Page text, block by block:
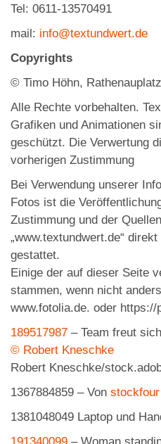
Tel: 0611-13570491
mail: info@textundwert.de
Copyrights
© Timo Höhn,
Alle Rechte vorbehalten.
Grafiken und Animationen
geschützt. Die Verwertung
vorherigen Zustimmung
Bei Verwendung unserer
Fotos ist die
Zustimmung und der
„www.textundwert.de“
gestattet.
Einige der auf dieser Seite
stammen, wenn nicht
www.fotolia.de. oder https://
189517987 – Team freut
© Robert Kneschke
Robert Kneschke/
1367884859 – Von stockfour
1381048049 Laptop und